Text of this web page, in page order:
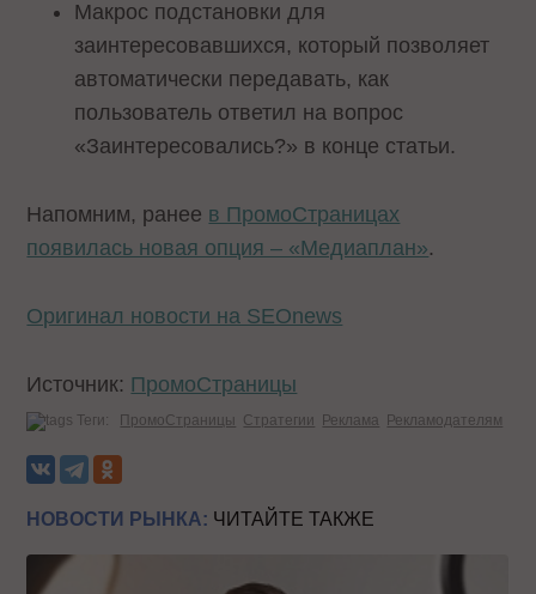
Макрос подстановки для
заинтересовавшихся, который позволяет
автоматически передавать, как
пользователь ответил на вопрос
«Заинтересовались?» в конце статьи.
Напомним, ранее в ПромоСтраницах
появилась новая опция – «Медиаплан».
Оригинал новости на SEOnews
Источник: ПромоСтраницы
Теги: ПромоСтраницы Стратегии Реклама Рекламодателям
НОВОСТИ РЫНКА: ЧИТАЙТЕ ТАКЖЕ